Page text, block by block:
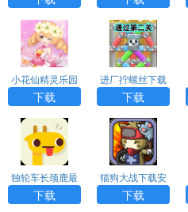
小花仙精灵乐园
安卓版下载安装
下载
进厂拧螺丝下载
最新版
下载
独轮车长颈鹿最
新版下载
下载
猫狗大战下载安
装最新版
下载